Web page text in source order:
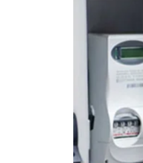
Bik –
Bikovi danas mogu
što je delovalo kao
Danas stiže znak
Može doći do:
pozitivnih